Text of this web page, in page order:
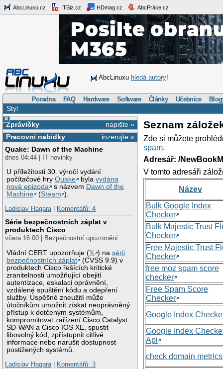
AbcLinuxu.cz ITBiz.cz HDmag.cz AbcPráce.cz
AbcLinuxu hledá autory!
Poradna FAQ Hardware Software Články Učebnice
Styl
×
napište »
Zprávičky
inzerujte »
Pracovní nabídky
Quake: Dawn of the Machine
dnes 04:44 | IT novinky
U příležitosti 30. výročí vydání
počítačové hryQuake bylavydána
nová epizoda
s názvem Dawn of the
Machine
(Steam ).
Ladislav Hagara| Komentářů: 4
Série bezpečnostních záplat v
produktech Cisco
včera 16:00 | Bezpečnostní upozornění
Vládní CERT upozorňuje (𝕏 ) nasérii
bezpečnostních záplat
(CVSS 9.9) v
produktech Cisco řešících kritické
zranitelnosti umožňující obejití
autentizace, eskalaci oprávnění,
vzdálené spuštění kódu a odepření
služby. Úspěšné zneužití může
útočníkům umožnit získat neoprávněný
přístup k dotčeným systémům,
kompromitovat zařízení Cisco Catalyst
SD-WAN a Cisco IOS XE, spustit
libovolný kód, zpřístupnit citlivé
informace nebo narušit dostupnost
postižených systémů.
Ladislav Hagara| Komentářů: 3
Seznam
Zde si můžete
spam.
Adresář: /
V tomto adresáři
Název
Bulk Google Index
Checker
Bulk Majestic Trust
Checker
Free Majestic Trust
Checker
free moz spam score
checker
Free Spam Score
Checker
Google Index
Google Index
Api
check domain metrics